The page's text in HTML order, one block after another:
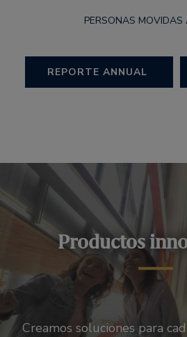
PERSONAS MOVIDAS
REPORTE ANNUAL
Productos
Creamos soluciones para